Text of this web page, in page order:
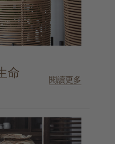
命
閱讀更多